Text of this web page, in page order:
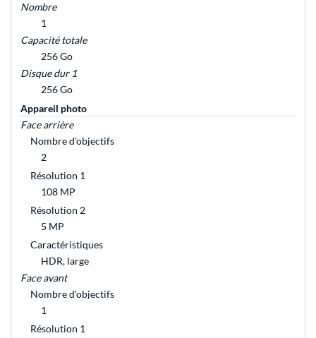
Nombre
1
Capacité totale
256 Go
Disque dur 1
256 Go
Appareil photo
Face arrière
Nombre d'objectifs
2
Résolution 1
108 MP
Résolution 2
5 MP
Caractéristiques
HDR, large
Face avant
Nombre d'objectifs
1
Résolution 1